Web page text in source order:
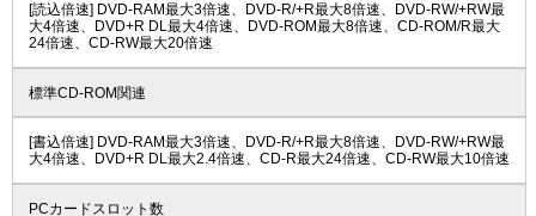
[読込倍速] DVD-RAM最大3倍速、DVD-R/+R最大8倍速、DVD-RW/+RW最
大4倍速、DVD+R DL最大4倍速、DVD-ROM最大8倍速、CD-ROM/R最大
24倍速、CD-RW最大20倍速
標準CD-ROM関連
[書込倍速] DVD-RAM最大3倍速、DVD-R/+R最大8倍速、DVD-RW/+RW最
大4倍速、DVD+R DL最大2.4倍速、CD-R最大24倍速、CD-RW最大10倍速
PCカードスロット数